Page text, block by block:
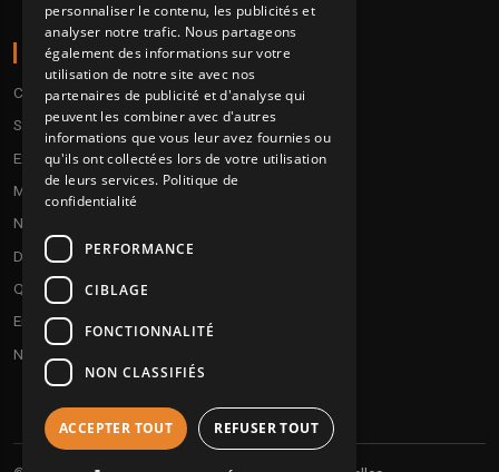
A PROPOS
Conditions
Service client
Expédition & retours
Modes de paiement
Notre programme de fidélité
Disques cadeaux
Qui sommes-nous ?
Envoyez vos démos
Nous contacter
personnaliser le contenu, les publicités et
analyser notre trafic. Nous partageons
également des informations sur votre
utilisation de notre site avec nos
partenaires de publicité et d'analyse qui
peuvent les combiner avec d'autres
informations que vous leur avez fournies ou
qu'ils ont collectées lors de votre utilisation
de leurs services. Politique de
confidentialité
PERFORMANCE
CIBLAGE
FONCTIONNALITÉ
NON CLASSIFIÉS
ACCEPTER TOUT REFUSER TOUT